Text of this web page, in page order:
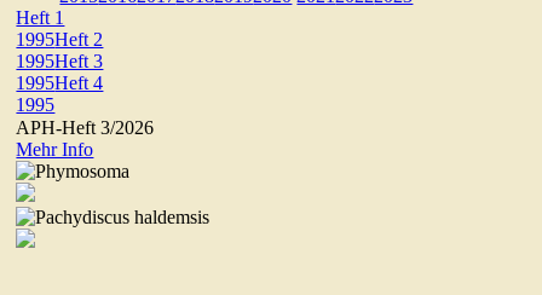
Heft 1
1995Heft 2
1995Heft 3
1995Heft 4
1995
APH-Heft 3/2026
Mehr Info